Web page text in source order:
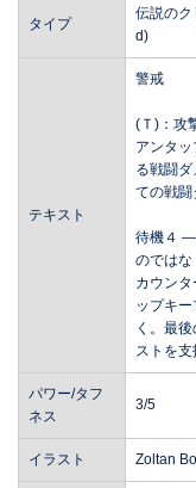
タイプ
伝説の
d)
テキスト
警戒
(Ｔ)：攻
アンタ
る戦闘
ての戦闘
待機４ ―
のでは
カウン
ップキ
く。最
ストを
パワー/タフ
ネス
3/5
イラスト Zoltan